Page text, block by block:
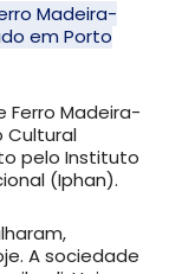
Madeira-
em Porto
Ferro Madeira-
Cultural
pelo Instituto
(Iphan).
A sociedade